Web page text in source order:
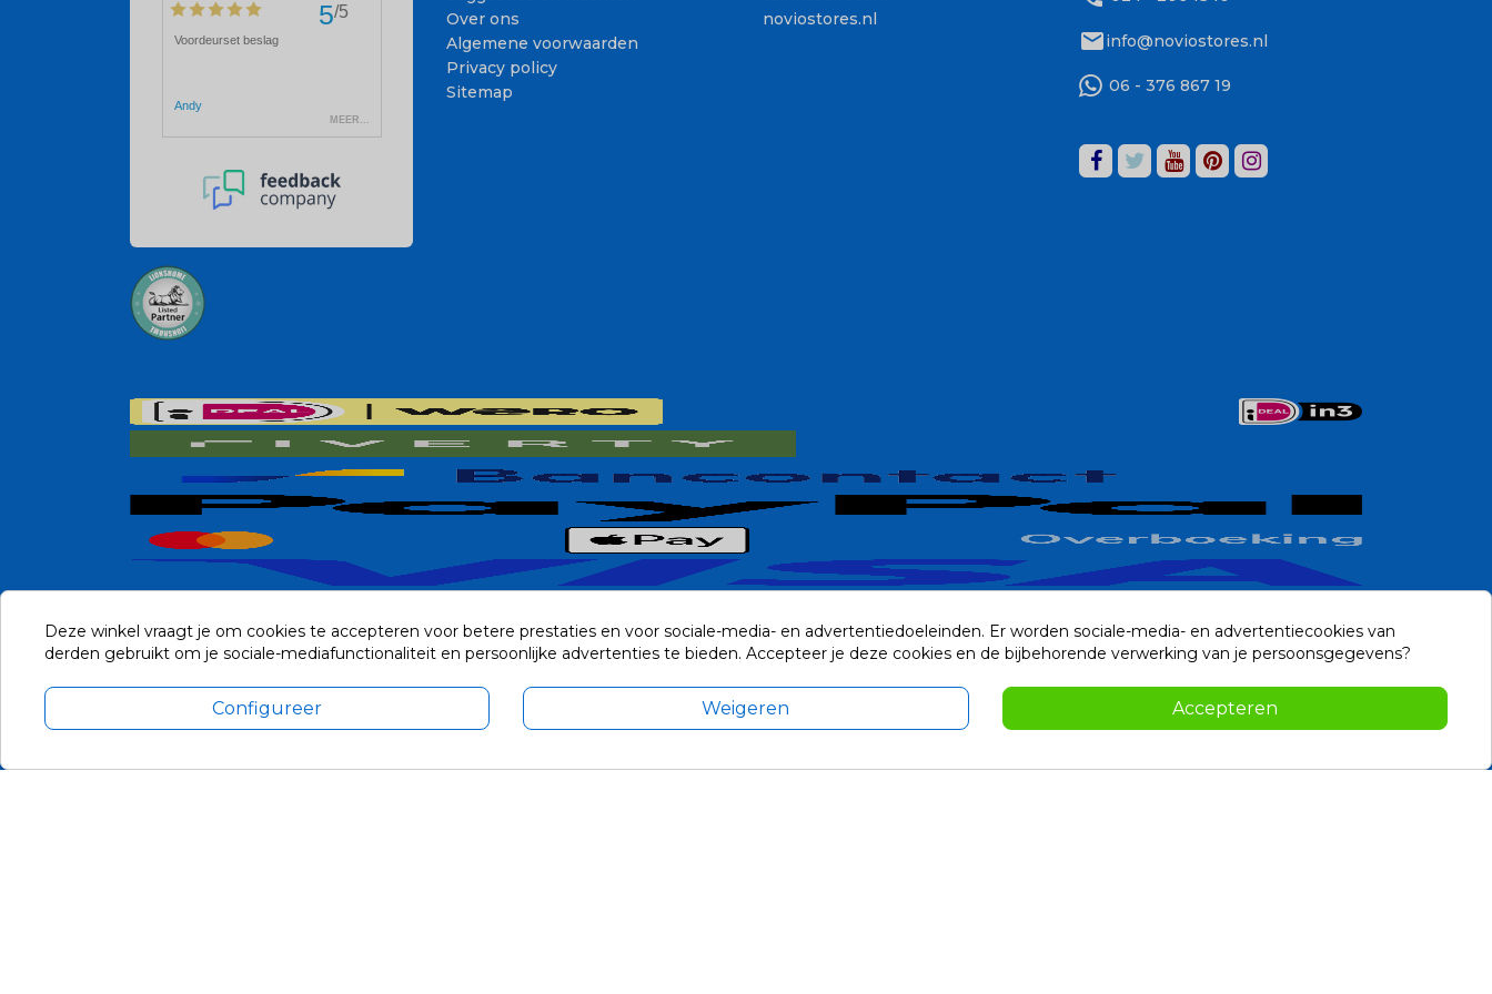
Over ons
Algemene voorwaarden
Privacy policy
Sitemap
noviostores.nl
mailinfo@noviostores.nl
06 - 376 867 19
Alle prijzen zijn in Euro, inclusief BTW en andere heffingen en exclusief eventuele verzendkosten.
© 2014-2026 Noviostores.nl. Alle rechten voorbehouden.
Deze winkel vraagt je om cookies te accepteren voor betere prestaties en voor sociale-media- en advertentiedoeleinden. Er worden sociale-media- en advertentiecookies van
derden gebruikt om je sociale-mediafunctionaliteit en persoonlijke advertenties te bieden. Accepteer je deze cookies en de bijbehorende verwerking van je persoonsgegevens?
Configureer Weigeren Accepteren